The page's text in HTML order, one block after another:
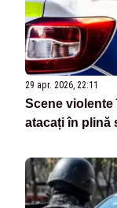
29 apr. 2026, 22:11
Scene violente
atacați în plină